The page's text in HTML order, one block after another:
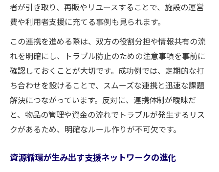
者が引き取り、再販やリユースすることで、施設の運営
費や利用者支援に充てる事例も見られます。
この連携を進める際は、双方の役割分担や情報共有の流
れを明確にし、トラブル防止のための注意事項を事前に
確認しておくことが大切です。成功例では、定期的な打
ち合わせを設けることで、スムーズな連携と迅速な課題
解決につながっています。反対に、連携体制が曖昧だ
と、物品の管理や資金の流れでトラブルが発生するリス
クがあるため、明確なルール作りが不可欠です。
資源循環が生み出す支援ネットワークの進化